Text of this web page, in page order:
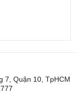
7, Quận 10, TpHCM